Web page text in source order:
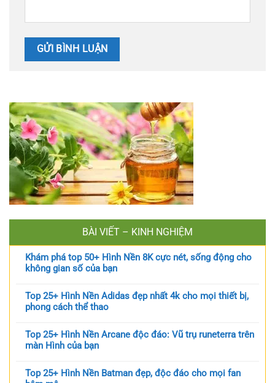
BÀI VIẾT – KINH NGHIỆM
Khám phá top 50+ Hình Nền 8K cực nét, sống động cho
không gian số của bạn
Top 25+ Hình Nền Adidas đẹp nhất 4k cho mọi thiết bị,
phong cách thể thao
Top 25+ Hình Nền Arcane độc đáo: Vũ trụ runeterra trên
màn Hình của bạn
Top 25+ Hình Nền Batman đẹp, độc đáo cho mọi fan